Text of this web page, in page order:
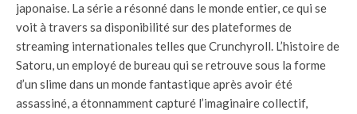
japonaise. La série a résonné dans le monde entier, ce qui se
voit à travers sa disponibilité sur des plateformes de
streaming internationales telles que Crunchyroll. L’histoire de
Satoru, un employé de bureau qui se retrouve sous la forme
d’un slime dans un monde fantastique après avoir été
assassiné, a étonnamment capturé l’imaginaire collectif,